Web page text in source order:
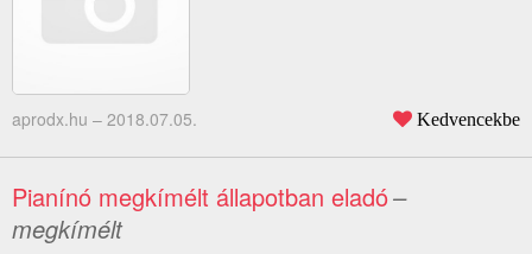
aprodx.hu – 2018.07.05. Kedvencekbe
Pianínó megkímélt állapotban eladó–
megkímélt